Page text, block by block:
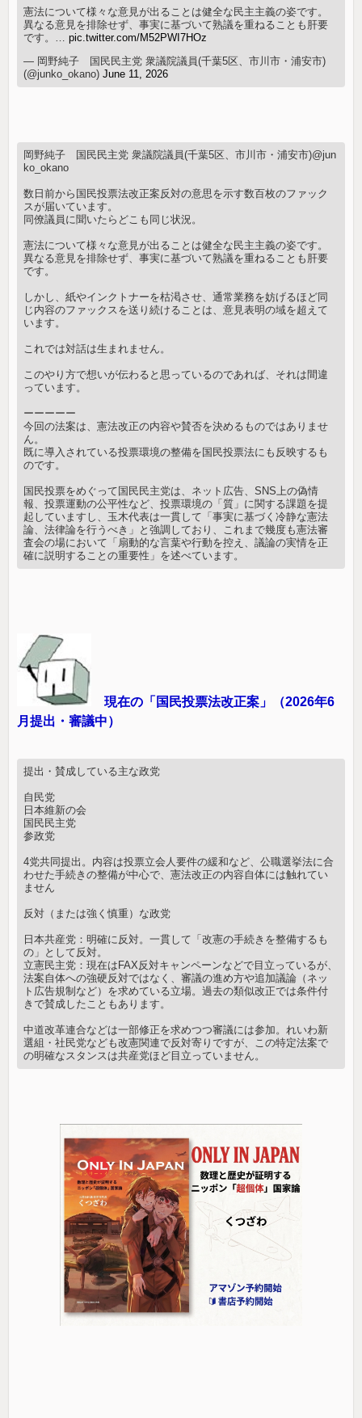
憲法について様々な意見が出ることは健全な民主主義の姿です。
異なる意見を排除せず、事実に基づいて熟議を重ねることも肝要
です。…pic.twitter.com/M52PWI7HOz
— 岡野純子 国民民主党 衆議院議員(千葉5区、市川市・浦安市)
(@junko_okano)June 11, 2026
岡野純子 国民民主党 衆議院議員(千葉5区、市川市・浦安市)@jun
ko_okano
数日前から国民投票法改正案反対の意思を示す数百枚のファック
スが届いています。
同僚議員に聞いたらどこも同じ状況。
憲法について様々な意見が出ることは健全な民主主義の姿です。
異なる意見を排除せず、事実に基づいて熟議を重ねることも肝要
です。
しかし、紙やインクトナーを枯渇させ、通常業務を妨げるほど同
じ内容のファックスを送り続けることは、意見表明の域を超えて
います。
これでは対話は生まれません。
このやり方で想いが伝わると思っているのであれば、それは間違
っています。
ーーーーー
今回の法案は、憲法改正の内容や賛否を決めるものではありませ
ん。
既に導入されている投票環境の整備を国民投票法にも反映するも
のです。
国民投票をめぐって国民民主党は、ネット広告、SNS上の偽情
報、投票運動の公平性など、投票環境の「質」に関する課題を提
起していますし、玉木代表は一貫して「事実に基づく冷静な憲法
論、法律論を行うべき」と強調しており、これまで幾度も憲法審
査会の場において「扇動的な言葉や行動を控え、議論の実情を正
確に説明することの重要性」を述べています。
現在の「国民投票法改正案」（2026年6
月提出・審議中）
提出・賛成している主な政党
自民党
日本維新の会
国民民主党
参政党
4党共同提出。内容は投票立会人要件の緩和など、公職選挙法に合
わせた手続きの整備が中心で、憲法改正の内容自体には触れてい
ません
反対（または強く慎重）な政党
日本共産党：明確に反対。一貫して「改憲の手続きを整備するも
の」として反対。
立憲民主党：現在はFAX反対キャンペーンなどで目立っているが、
法案自体への強硬反対ではなく、審議の進め方や追加議論（ネッ
ト広告規制など）を求めている立場。過去の類似改正では条件付
きで賛成したこともあります。
中道改革連合などは一部修正を求めつつ審議には参加。れいわ新
選組・社民党なども改憲関連で反対寄りですが、この特定法案で
の明確なスタンスは共産党ほど目立っていません。